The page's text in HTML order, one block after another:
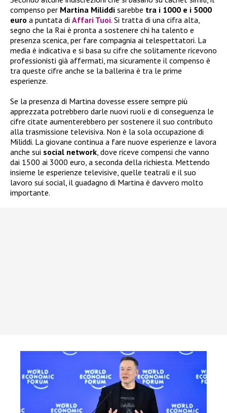
compenso per Martina Miliddi sarebbe tra i 1000 e i 5000
euro a puntata di Affari Tuoi. Si tratta di una cifra alta,
segno che la Rai è pronta a sostenere chi ha talento e
presenza scenica, per fare compagnia ai telespettatori. La
media è indicativa e si basa su cifre che solitamente ricevono
professionisti già affermati, ma sicuramente il compenso è
tra queste cifre anche se la ballerina è tra le prime
esperienze.
Se la presenza di Martina dovesse essere sempre più
apprezzata potrebbero darle nuovi ruoli e di conseguenza le
cifre citate aumenterebbero per sostenere il suo contributo
alla trasmissione televisiva. Non è la sola occupazione di
Miliddi. La giovane continua a fare nuove esperienze e lavora
anche sui social network , dove riceve compensi che vanno
dai 1500 ai 3000 euro, a seconda della richiesta. Mettendo
insieme le esperienze televisive, quelle teatrali e il suo
lavoro sui social, il guadagno di Martina è davvero molto
importante.